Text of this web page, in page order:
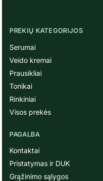
PREKIŲ KATEGORIJOS
Serumai
Veido kremai
Prausikliai
Tonikai
Rinkiniai
Visos prekės
PAGALBA
Kontaktai
Pristatymas ir DUK
Grąžinimo sąlygos